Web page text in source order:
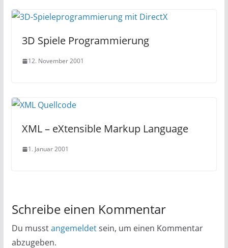
3D Spiele Programmierung
12. November 2001
XML – eXtensible Markup Language
1. Januar 2001
Schreibe einen Kommentar
Du musstangemeldetsein, um einen Kommentar
abzugeben.